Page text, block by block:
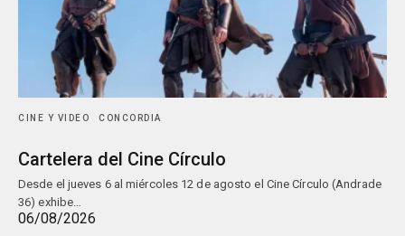
CINE Y VIDEO CONCORDIA
Cartelera del Cine Círculo
Desde el jueves 6 al miércoles 12 de agosto el Cine Círculo (Andrade
36) exhibe…
06/08/2026